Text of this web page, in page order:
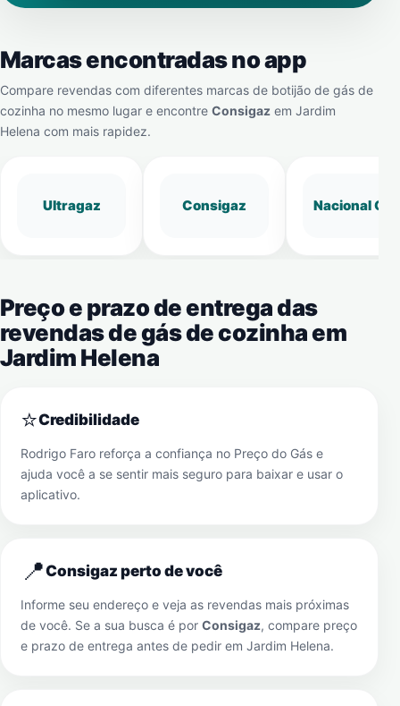
Marcas encontradas no app
Compare revendas com diferentes marcas de botijão de gás de
cozinha no mesmo lugar e encontre Consigaz em Jardim
Helena com mais rapidez.
Ultragaz Consigaz Nacional Gás
Preço e prazo de entrega das
revendas de gás de cozinha em
Jardim Helena
⭐Credibilidade
Rodrigo Faro reforça a confiança no Preço do Gás e
ajuda você a se sentir mais seguro para baixar e usar o
aplicativo.
📍Consigaz perto de você
Informe seu endereço e veja as revendas mais próximas
de você. Se a sua busca é por Consigaz, compare preço
e prazo de entrega antes de pedir em Jardim Helena.